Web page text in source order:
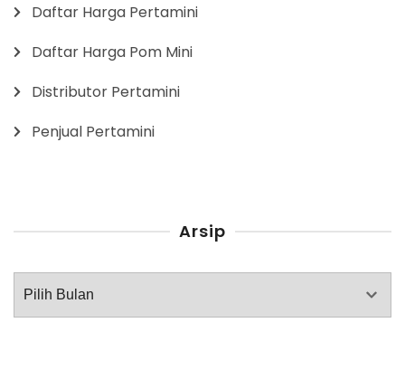
Daftar Harga Pertamini
Daftar Harga Pom Mini
Distributor Pertamini
Penjual Pertamini
Arsip
Arsip